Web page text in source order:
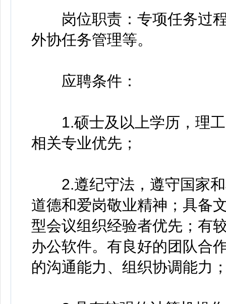
岗位职责：专项任务过程
外协任务管理等。
应聘条件：
1.硕士及以上学历，理工
相关专业优先；
2.遵纪守法，遵守国家和
道德和爱岗敬业精神；具备
型会议组织经验者优先；有
办公软件。有良好的团队合
的沟通能力、组织协调能力